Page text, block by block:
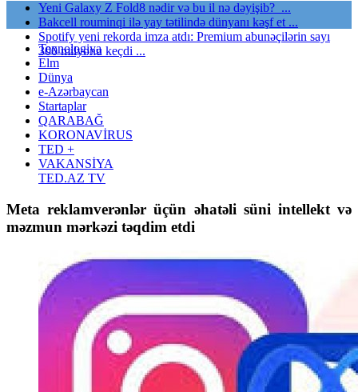
Yeni Galaxy Z Fold8 nədir və bu il nə dəyişib? ...
Bakcell rouminqi ilə yay tətilində dünyanı kəşf et ...
Spotify yeni rekorda imza atdı: Premium abunəçilərin sayı
300 milyonu keçdi ...
Texnologiya
Elm
Dünya
e-Azərbaycan
Startaplar
QARABAĞ
KORONAVİRUS
TED +
VAKANSİYA
TED.AZ TV
Meta reklamverənlər üçün əhatəli süni intellekt və
məzmun mərkəzi təqdim etdi